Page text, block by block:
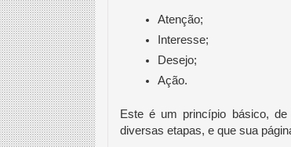
Atenção;
Interesse;
Desejo;
Ação.
Este é um princípio básico,
diversas etapas, e que sua